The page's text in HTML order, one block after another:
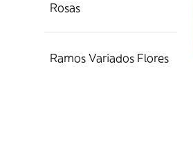
Rosas
Ramos Variados Flores